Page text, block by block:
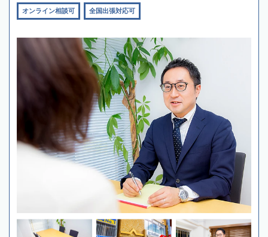
オンライン相談可 全国出張対応可